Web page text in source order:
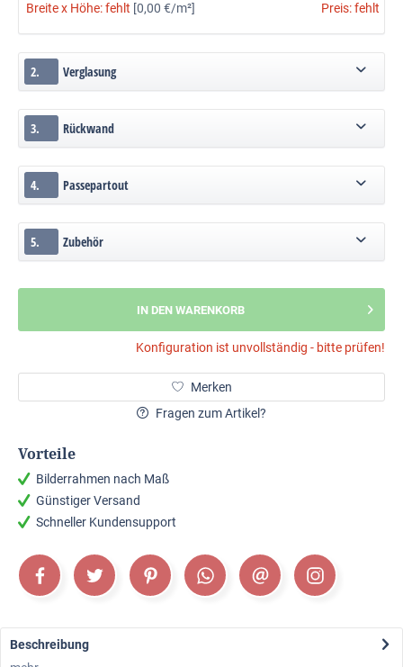
Breite x Höhe:fehlt [0,00 €/m²] Preis:fehlt
2. Verglasung
3. Rückwand
4. Passepartout
5. Zubehör
IN DEN WARENKORB
Konfiguration ist unvollständig - bitte prüfen!
Merken
Fragen zum Artikel?
Vorteile
Bilderrahmen nach Maß
Günstiger Versand
Schneller Kundensupport
Beschreibung